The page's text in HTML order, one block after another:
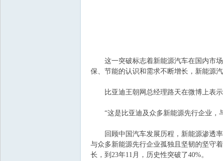
这一突破标志着新能源汽车在国内市场
保、节能的认识和需求不断增长，新能源
比亚迪王朝网总经理路天在微博上表
“这是比亚迪及众多新能源先行企业，
回顾中国汽车发展历程，新能源渗透率
与众多新能源先行企业孤独且坚韧的坚守
长，到23年11月，历史性突破了40%。